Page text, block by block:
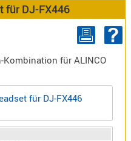
Antennen
f.
Scanner
Antennen
HF,
Duplexer
für DJ-FX446
Kombination für ALINCO